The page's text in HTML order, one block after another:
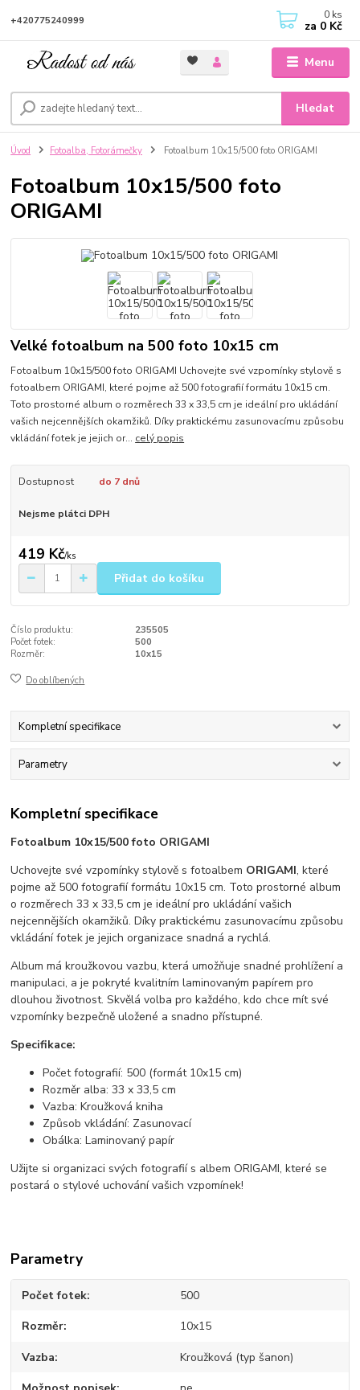
Menu
Hledat
+420775240999 0 ks
za 0 Kč
Úvod Fotoalba, Fotorámečky Fotoalbum 10x15/500 foto ORIGAMI
Fotoalbum 10x15/500 foto
ORIGAMI
Velké fotoalbum na 500 foto 10x15 cm
Fotoalbum 10x15/500 foto ORIGAMI Uchovejte své vzpomínky stylově s
fotoalbem ORIGAMI, které pojme až 500 fotografií formátu 10x15 cm.
Toto prostorné album o rozměrech 33 x 33,5 cm je ideální pro ukládání
vašich nejcennějších okamžiků. Díky praktickému zasunovacímu způsobu
vkládání fotek je jejich or... celý popis
Dostupnost do 7 dnů
Nejsme plátci DPH
419 Kč/ks
Přidat do košíku
Číslo produktu:
235505
Počet fotek:
500
Rozměr:
10x15
Do oblíbených
Kompletní specifikace
Parametry
Kompletní specifikace
Fotoalbum 10x15/500 foto ORIGAMI
Uchovejte své vzpomínky stylově s fotoalbem ORIGAMI, které
pojme až 500 fotografií formátu 10x15 cm. Toto prostorné album
o rozměrech 33 x 33,5 cm je ideální pro ukládání vašich
nejcennějších okamžiků. Díky praktickému zasunovacímu způsobu
vkládání fotek je jejich organizace snadná a rychlá.
Album má kroužkovou vazbu, která umožňuje snadné prohlížení a
manipulaci, a je pokryté kvalitním laminovaným papírem pro
dlouhou životnost. Skvělá volba pro každého, kdo chce mít své
vzpomínky bezpečně uložené a snadno přístupné.
Specifikace:
Počet fotografií: 500 (formát 10x15 cm)
Rozměr alba: 33 x 33,5 cm
Vazba: Kroužková kniha
Způsob vkládání: Zasunovací
Obálka: Laminovaný papír
Užijte si organizaci svých fotografií s albem ORIGAMI, které se
postará o stylové uchování vašich vzpomínek!
Parametry
Počet fotek 500
Rozměr 10x15
Vazba Kroužková (typ šanon)